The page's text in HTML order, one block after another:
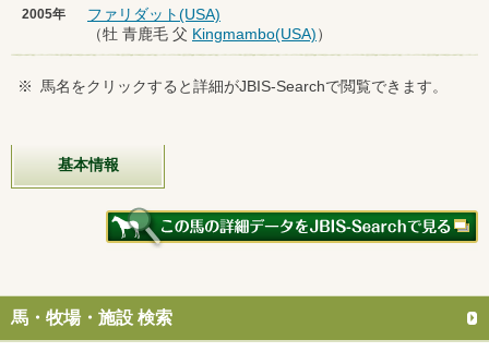
2005年
ファリダット(USA)
（牡 青鹿毛 父 Kingmambo(USA)）
※ 馬名をクリックすると詳細がJBIS-Searchで閲覧できます。
基本情報
馬・牧場・施設 検索